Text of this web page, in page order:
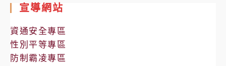
公
告
宣導網站
資通安全專區
性別平等專區
防制霸凌專區